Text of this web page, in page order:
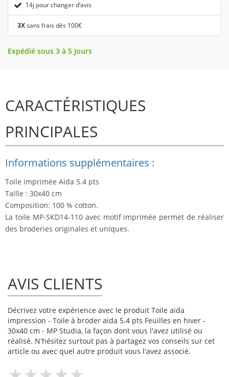
14j pour changer d’avis
3Xsans frais dès 100€
Expédié sous 3 à 5 Jours
CARACTÉRISTIQUES
PRINCIPALES
Informations supplémentaires :
Toile imprimée Aida 5.4 pts
Taille : 30x40 cm
Composition: 100 % cotton.
La toile MP-SKD14-110 avec motif imprimée permet de réaliser
des broderies originales et uniques.
AVIS CLIENTS
Décrivez votre expérience avec le produit Toile aïda
impression - Toile à broder aida 5.4 pts Feuilles en hiver -
30x40 cm - MP Studia, la façon dont vous l'avez utilisé ou
réalisé. N'hésitez surtout pas à partagez vos conseils sur cet
article ou avec quel autre produit vous l'avez associé.